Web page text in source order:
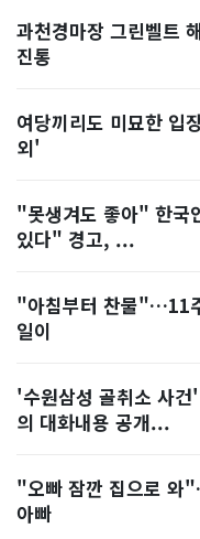
과천경마장 그린벨트
진통
여당끼리도 미묘한
외'
"못생겨도 좋아" 한국
있다" 경고, ...
"아침부터 찬물"…11
일이
'수원삼성 골취소 사
의 대화내용 공개...
"오빠 잠깐 집으로 와
아빠